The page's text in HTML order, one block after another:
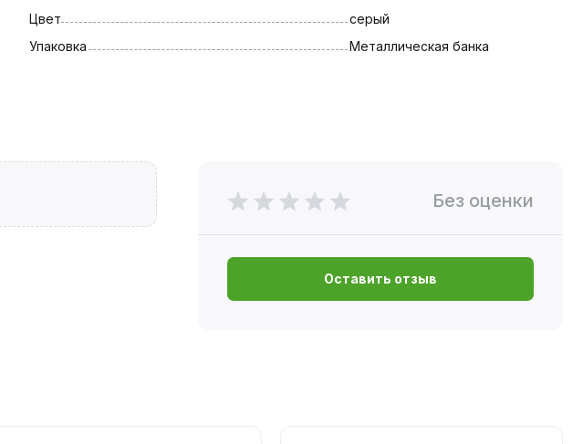
Цвет
серый
Упаковка
Металлическая банка
Без оценки
Оставить отзыв